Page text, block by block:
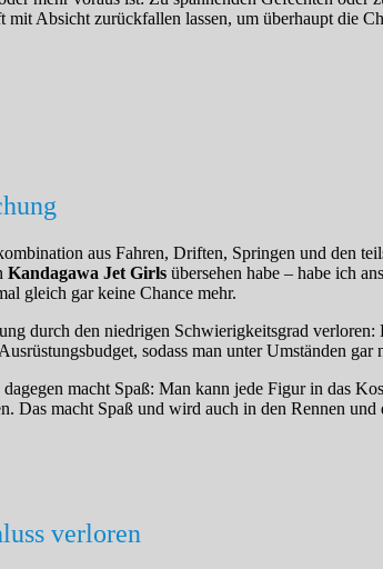
mit Absicht zurückfallen lassen, um überhaupt die
aus Fahren, Driften, Springen und den
Kandagawa Jet Girls übersehen habe – habe ich
gleich gar keine Chance mehr.
durch den niedrigen Schwierigkeitsgrad
sodass man unter Umständen
macht Spaß: Man kann jede Figur in das
Das macht Spaß und wird auch in den Rennen und
verloren